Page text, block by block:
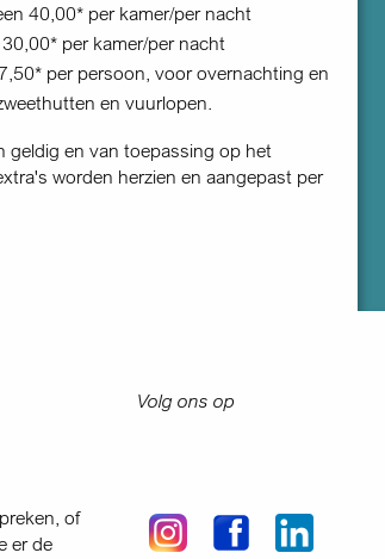
40,00* per kamer/per nacht
per kamer/per nacht
per persoon, voor overnachting en
en vuurlopen.
geldig en van toepassing op het
worden herzien en aangepast per
of
er de
Volg ons op